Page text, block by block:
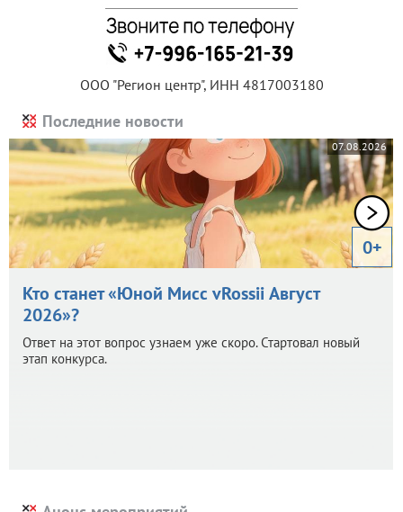
ООО "Регион центр", ИНН 4817003180
Последние новости
07.08.2026
0+
Кто станет «Юной Мисс vRossii Август
2026»?
Ответ на этот вопрос узнаем уже скоро. Стартовал новый
этап конкурса.